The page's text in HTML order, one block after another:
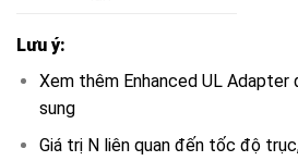
Lưu ý:
Xem thêm Enhanced UL Adapter
sung
Giá trị N liên quan đến tốc độ